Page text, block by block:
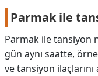
Parmak ile
Parmak ile tansiyon
gün aynı saatte,
ve tansiyon